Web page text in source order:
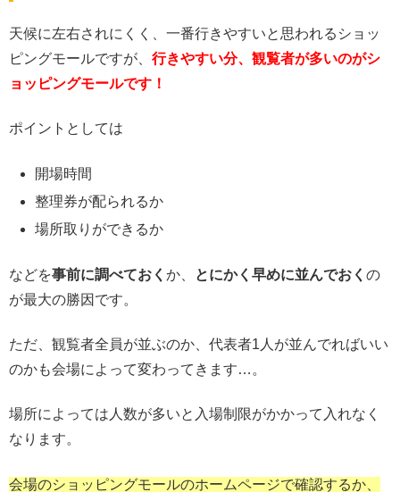
天候に左右されにくく、一番行きやすいと思われるショッ
ピングモールですが、 行きやすい分、観覧者が多いのがシ
ョッピングモールです！
ポイントとしては
開場時間
整理券が配られるか
場所取りができるか
などを事前に調べておく か、 とにかく早めに並んでおく の
が最大の勝因です。
ただ、観覧者全員が並ぶのか、代表者1人が並んでればいい
のかも会場によって変わってきます…。
場所によっては人数が多いと入場制限がかかって入れなく
なります。
会場のショッピングモールのホームページで確認するか、